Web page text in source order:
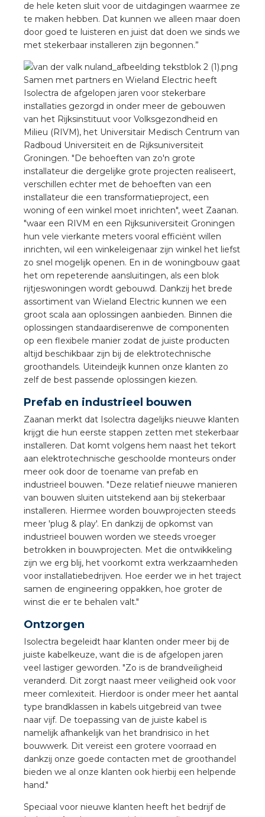
de hele keten sluit voor de uitdagingen waarmee ze
te maken hebben. Dat kunnen we alleen maar doen
door goed te luisteren en juist dat doen we sinds we
met stekerbaar installeren zijn begonnen.”
Samen met partners en Wieland Electric heeft
Isolectra de afgelopen jaren voor stekerbare
installaties gezorgd in onder meer de gebouwen
van het Rijksinstituut voor Volksgezondheid en
Milieu (RIVM), het Universitair Medisch Centrum van
Radboud Universiteit en de Rijksuniversiteit
Groningen. "De behoeften van zo'n grote
installateur die dergelijke grote projecten realiseert,
verschillen echter met de behoeften van een
installateur die een transformatieproject, een
woning of een winkel moet inrichten", weet Zaanan.
"waar een RIVM en een Rijksuniversiteit Groningen
hun vele vierkante meters vooral efficiënt willen
inrichten, wil een winkeleigenaar zijn winkel het liefst
zo snel mogelijk openen. En in de woningbouw gaat
het om repeterende aansluitingen, als een blok
rijtjeswoningen wordt gebouwd. Dankzij het brede
assortiment van Wieland Electric kunnen we een
groot scala aan oplossingen aanbieden. Binnen die
oplossingen standaardiserenwe de componenten
op een flexibele manier zodat de juiste producten
altijd beschikbaar zijn bij de elektrotechnische
groothandels. Uiteindeijk kunnen onze klanten zo
zelf de best passende oplossingen kiezen.
Prefab en industrieel bouwen
Zaanan merkt dat Isolectra dagelijks nieuwe klanten
krijgt die hun eerste stappen zetten met stekerbaar
installeren. Dat komt volgens hem naast het tekort
aan elektrotechnische geschoolde monteurs onder
meer ook door de toename van prefab en
industrieel bouwen. "Deze relatief nieuwe manieren
van bouwen sluiten uitstekend aan bij stekerbaar
installeren. Hiermee worden bouwprojecten steeds
meer 'plug & play'. En dankzij de opkomst van
industrieel bouwen worden we steeds vroeger
betrokken in bouwprojecten. Met die ontwikkeling
zijn we erg blij, het voorkomt extra werkzaamheden
voor installatiebedrijven. Hoe eerder we in het traject
samen de engineering oppakken, hoe groter de
winst die er te behalen valt."
Ontzorgen
Isolectra begeleidt haar klanten onder meer bij de
juiste kabelkeuze, want die is de afgelopen jaren
veel lastiger geworden. "Zo is de brandveiligheid
veranderd. Dit zorgt naast meer veiligheid ook voor
meer comlexiteit. Hierdoor is onder meer het aantal
type brandklassen in kabels uitgebreid van twee
naar vijf. De toepassing van de juiste kabel is
namelijk afhankelijk van het brandrisico in het
bouwwerk. Dit vereist een grotere voorraad en
dankzij onze goede contacten met de groothandel
bieden we al onze klanten ook hierbij een helpende
hand."
Speciaal voor nieuwe klanten heeft het bedrijf de
installeren in beton
installeren in de tuinbouw
stekerbare vlakkabel
GST®
RST®
Academy
waarde
groothandels